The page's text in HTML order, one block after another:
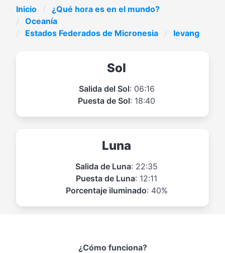
Inicio
¿Qué hora es en el mundo?
Oceanía
Estados Federados de Micronesia
Ievang
Sol
Salida del Sol: 06:16
Puesta de Sol: 18:40
Luna
Salida de Luna: 22:35
Puesta de Luna: 12:11
Porcentaje iluminado: 40%
¿Cómo funciona?